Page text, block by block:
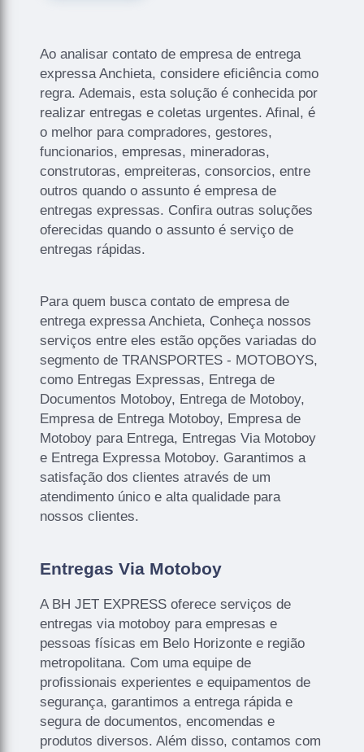
Ao analisar contato de empresa de entrega
expressa Anchieta, considere eficiência como
regra. Ademais, esta solução é conhecida por
realizar entregas e coletas urgentes. Afinal, é
o melhor para compradores, gestores,
funcionarios, empresas, mineradoras,
construtoras, empreiteras, consorcios, entre
outros quando o assunto é empresa de
entregas expressas. Confira outras soluções
oferecidas quando o assunto é serviço de
entregas rápidas.
Para quem busca contato de empresa de
entrega expressa Anchieta, Conheça nossos
serviços entre eles estão opções variadas do
segmento de TRANSPORTES - MOTOBOYS,
como Entregas Expressas, Entrega de
Documentos Motoboy, Entrega de Motoboy,
Empresa de Entrega Motoboy, Empresa de
Motoboy para Entrega, Entregas Via Motoboy
e Entrega Expressa Motoboy. Garantimos a
satisfação dos clientes através de um
atendimento único e alta qualidade para
nossos clientes.
Entregas Via Motoboy
A BH JET EXPRESS oferece serviços de
entregas via motoboy para empresas e
pessoas físicas em Belo Horizonte e região
metropolitana. Com uma equipe de
profissionais experientes e equipamentos de
segurança, garantimos a entrega rápida e
segura de documentos, encomendas e
produtos diversos. Além disso, contamos com